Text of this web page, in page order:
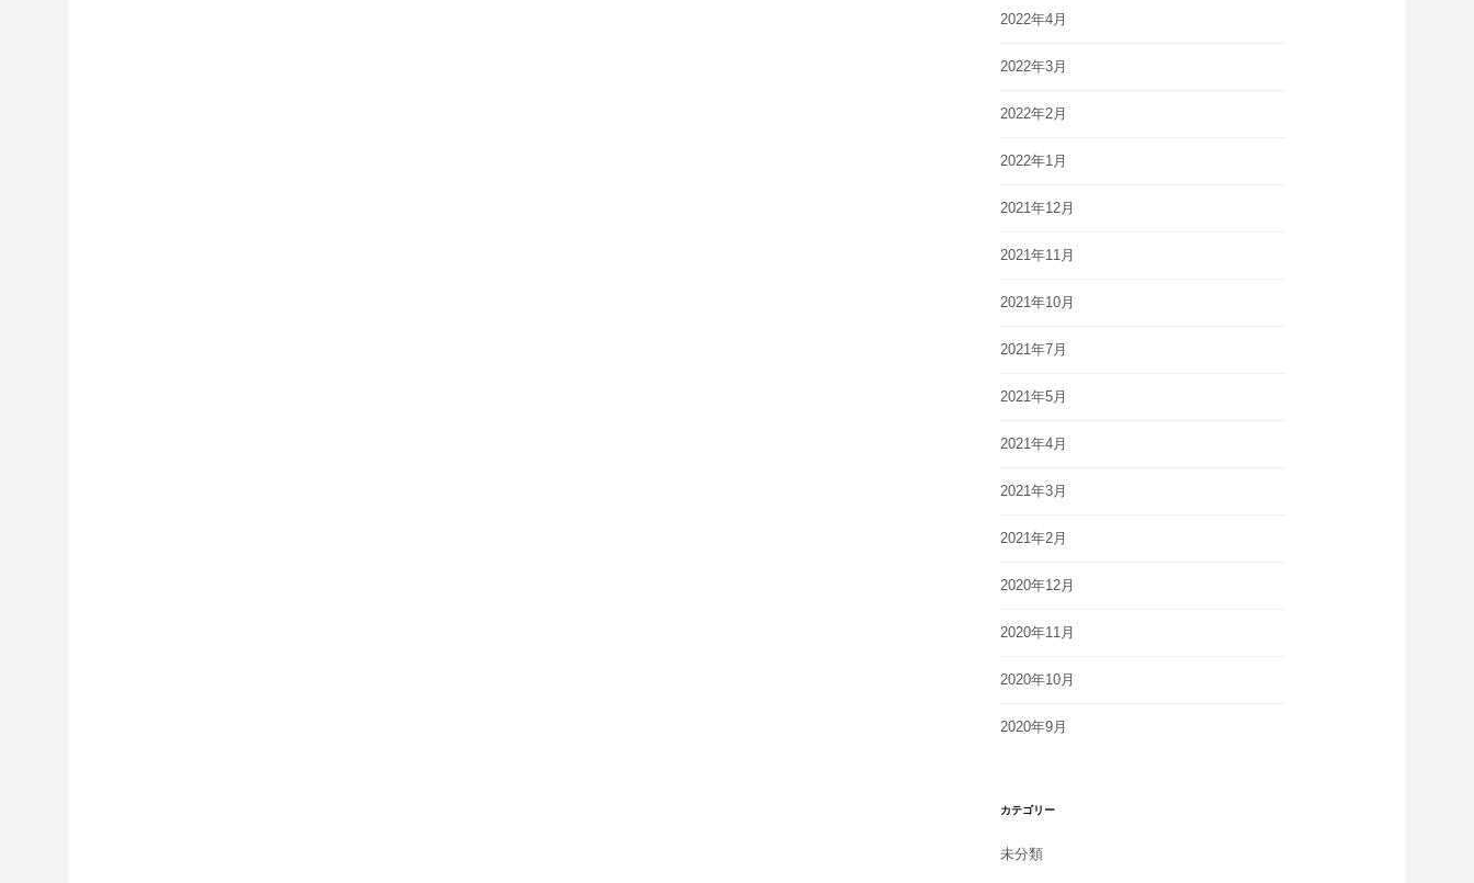
2022年4月
2022年3月
2022年2月
2022年1月
2021年12月
2021年11月
2021年10月
2021年7月
2021年5月
2021年4月
2021年3月
2021年2月
2020年12月
2020年11月
2020年10月
2020年9月
カテゴリー
未分類